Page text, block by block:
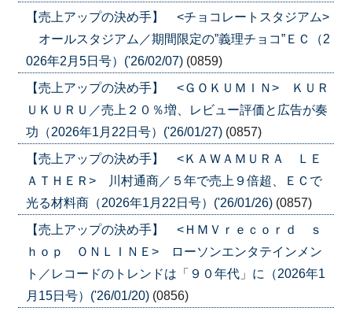
【売上アップの決め手】 <チョコレートスタジアム>
オールスタジアム／期間限定の”義理チョコ”ＥＣ（2
026年2月5日号）('26/02/07) (0859)
【売上アップの決め手】 <ＧＯＫＵＭＩＮ> ＫＵＲ
ＵＫＵＲＵ／売上２０％増、レビュー評価と広告が奏
功（2026年1月22日号）('26/01/27) (0857)
【売上アップの決め手】 <ＫＡＷＡＭＵＲＡ ＬＥ
ＡＴＨＥＲ> 川村通商／５年で売上９倍超、ＥＣで
光る材料商（2026年1月22日号）('26/01/26) (0857)
【売上アップの決め手】 <ＨＭＶｒｅｃｏｒｄ ｓ
ｈｏｐ ＯＮＬＩＮＥ> ローソンエンタテインメン
ト／レコードのトレンドは「９０年代」に（2026年1
月15日号）('26/01/20) (0856)